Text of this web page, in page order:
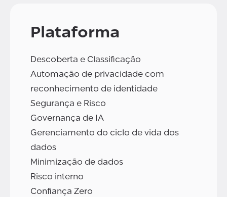
Plataforma
Descoberta e Classificação
Automação de privacidade com
reconhecimento de identidade
Segurança e Risco
Governança de IA
Gerenciamento do ciclo de vida dos
dados
Minimização de dados
Risco interno
Confiança Zero